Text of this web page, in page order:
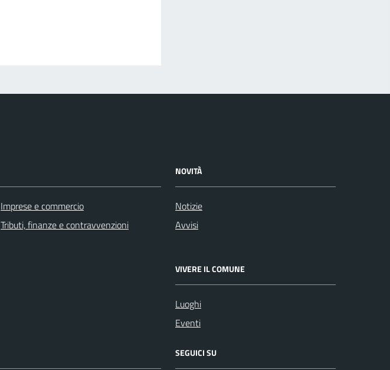
Imprese e commercio
Tributi, finanze e contravvenzioni
NOVITÀ
Notizie
Avvisi
VIVERE IL COMUNE
Luoghi
Eventi
SEGUICI SU